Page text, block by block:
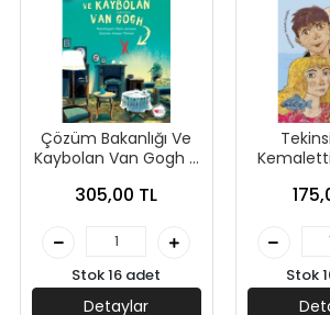
Çözüm Bakanlığı Ve
Kaybolan Van Gogh -
Can Çocuk Yayınları
305,00 TL
Stok 16 adet
Detaylar
Stok